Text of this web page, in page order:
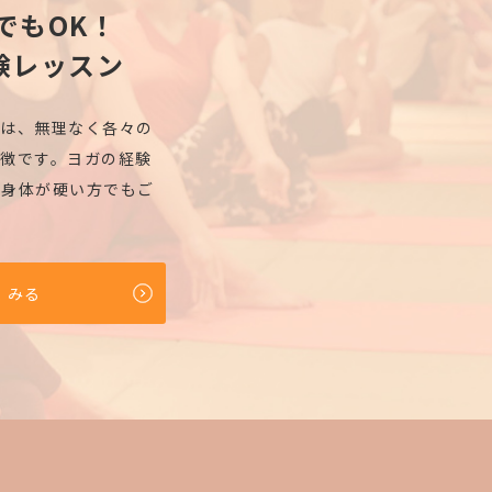
もOK！
レッスン
、無理なく各々の
です。ヨガの経験
体が硬い方でもご
みる